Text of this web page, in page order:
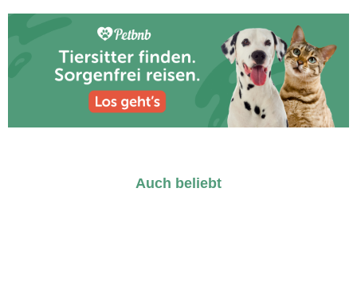
Auch beliebt